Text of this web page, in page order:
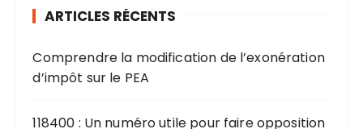
e
p
u
ARTICLES RÉCENTS
Comprendre la modification de l’exonération
d’impôt sur le PEA
118400 : Un numéro utile pour faire opposition